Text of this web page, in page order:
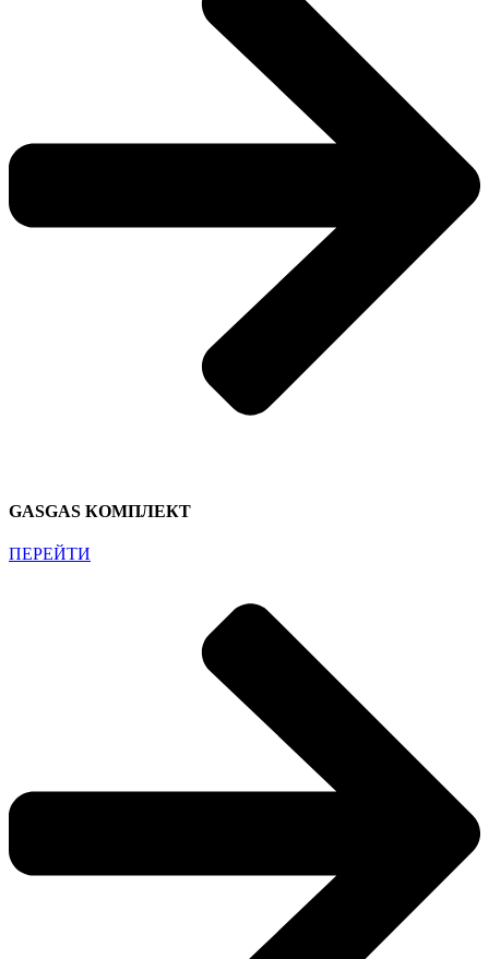
GASGAS КОМПЛЕКТ
ПЕРЕЙТИ